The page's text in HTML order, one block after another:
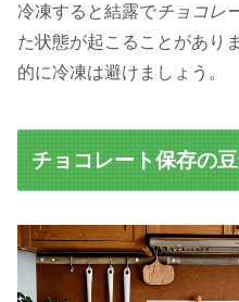
冷凍すると結露でチョコレ
た状態が起こることがあり
的に冷凍は避けましょう。
チョコレート保存の